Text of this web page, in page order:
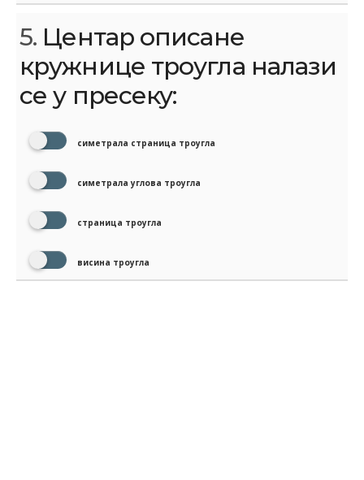
5. Центар описане
кружнице троугла налази
се у пресеку:
симетрала страница троугла
симетрала углова троугла
страница троугла
висина троугла